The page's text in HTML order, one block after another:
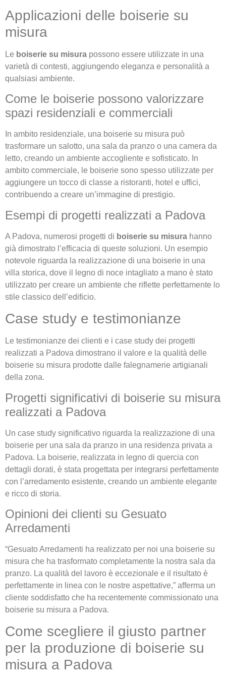
Applicazioni delle boiserie su
misura
Le boiserie su misura possono essere utilizzate in una
varietà di contesti, aggiungendo eleganza e personalità a
qualsiasi ambiente.
Come le boiserie possono valorizzare
spazi residenziali e commerciali
In ambito residenziale, una boiserie su misura può
trasformare un salotto, una sala da pranzo o una camera da
letto, creando un ambiente accogliente e sofisticato. In
ambito commerciale, le boiserie sono spesso utilizzate per
aggiungere un tocco di classe a ristoranti, hotel e uffici,
contribuendo a creare un’immagine di prestigio.
Esempi di progetti realizzati a Padova
A Padova, numerosi progetti di boiserie su misura hanno
già dimostrato l’efficacia di queste soluzioni. Un esempio
notevole riguarda la realizzazione di una boiserie in una
villa storica, dove il legno di noce intagliato a mano è stato
utilizzato per creare un ambiente che riflette perfettamente lo
stile classico dell’edificio.
Case study e testimonianze
Le testimonianze dei clienti e i case study dei progetti
realizzati a Padova dimostrano il valore e la qualità delle
boiserie su misura prodotte dalle falegnamerie artigianali
della zona.
Progetti significativi di boiserie su misura
realizzati a Padova
Un case study significativo riguarda la realizzazione di una
boiserie per una sala da pranzo in una residenza privata a
Padova. La boiserie, realizzata in legno di quercia con
dettagli dorati, è stata progettata per integrarsi perfettamente
con l’arredamento esistente, creando un ambiente elegante
e ricco di storia.
Opinioni dei clienti su Gesuato
Arredamenti
“Gesuato Arredamenti ha realizzato per noi una boiserie su
misura che ha trasformato completamente la nostra sala da
pranzo. La qualità del lavoro è eccezionale e il risultato è
perfettamente in linea con le nostre aspettative,” afferma un
cliente soddisfatto che ha recentemente commissionato una
boiserie su misura a Padova.
Come scegliere il giusto partner
per la produzione di boiserie su
misura a Padova